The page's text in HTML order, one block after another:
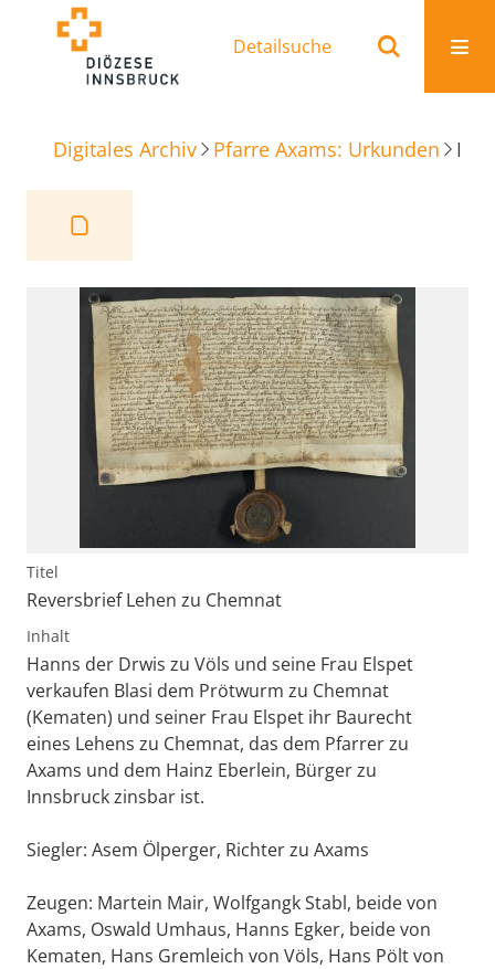
Detailsuche
Digitales Archiv Pfarre Axams: Urkunden
Titel
Reversbrief Lehen zu Chemnat
Inhalt
Hanns der Drwis zu Völs und seine Frau Elspet
verkaufen Blasi dem Prötwurm zu Chemnat
(Kematen) und seiner Frau Elspet ihr Baurecht
eines Lehens zu Chemnat, das dem Pfarrer zu
Axams und dem Hainz Eberlein, Bürger zu
Innsbruck zinsbar ist.
Siegler: Asem Ölperger, Richter zu Axams
Zeugen: Martein Mair, Wolfgangk Stabl, beide von
Axams, Oswald Umhaus, Hanns Egker, beide von
Kematen, Hans Gremleich von Völs, Hans Pölt von